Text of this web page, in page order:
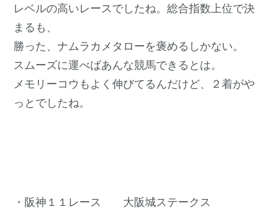
レベルの高いレースでしたね。総合指数上位で決
まるも、
勝った、ナムラカメタローを褒めるしかない。
スムーズに運べばあんな競馬できるとは。
メモリーコウもよく伸びてるんだけど、２着がや
っとでしたね。
・阪神１１レース 大阪城ステークス